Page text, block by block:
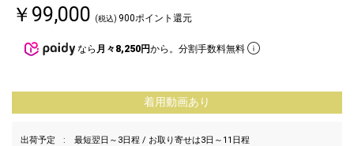
￥99,000 (税込) 900ポイント還元
なら 月々8,250円から。分割手数料無料
着用動画あり
出荷予定
最短翌日～3日程 / お取り寄せは3日～11日程